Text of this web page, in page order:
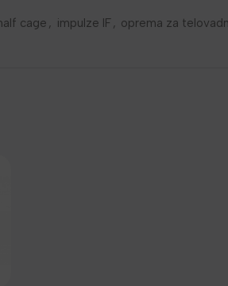
cage , impulze IF, oprema za